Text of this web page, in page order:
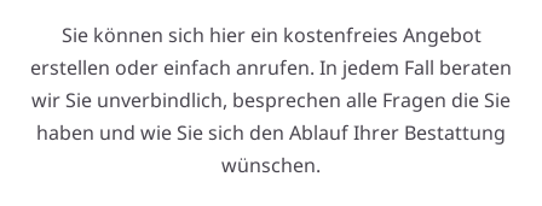
Sie können sich hier ein kostenfreies Angebot
erstellen oder einfach anrufen. In jedem Fall beraten
wir Sie unverbindlich, besprechen alle Fragen die Sie
haben und wie Sie sich den Ablauf Ihrer Bestattung
wünschen.